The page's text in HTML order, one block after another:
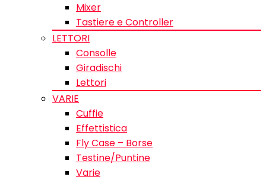
Mixer
Tastiere e Controller
LETTORI
Consolle
Giradischi
Lettori
VARIE
Cuffie
Effettistica
Fly Case – Borse
Testine/Puntine
Varie